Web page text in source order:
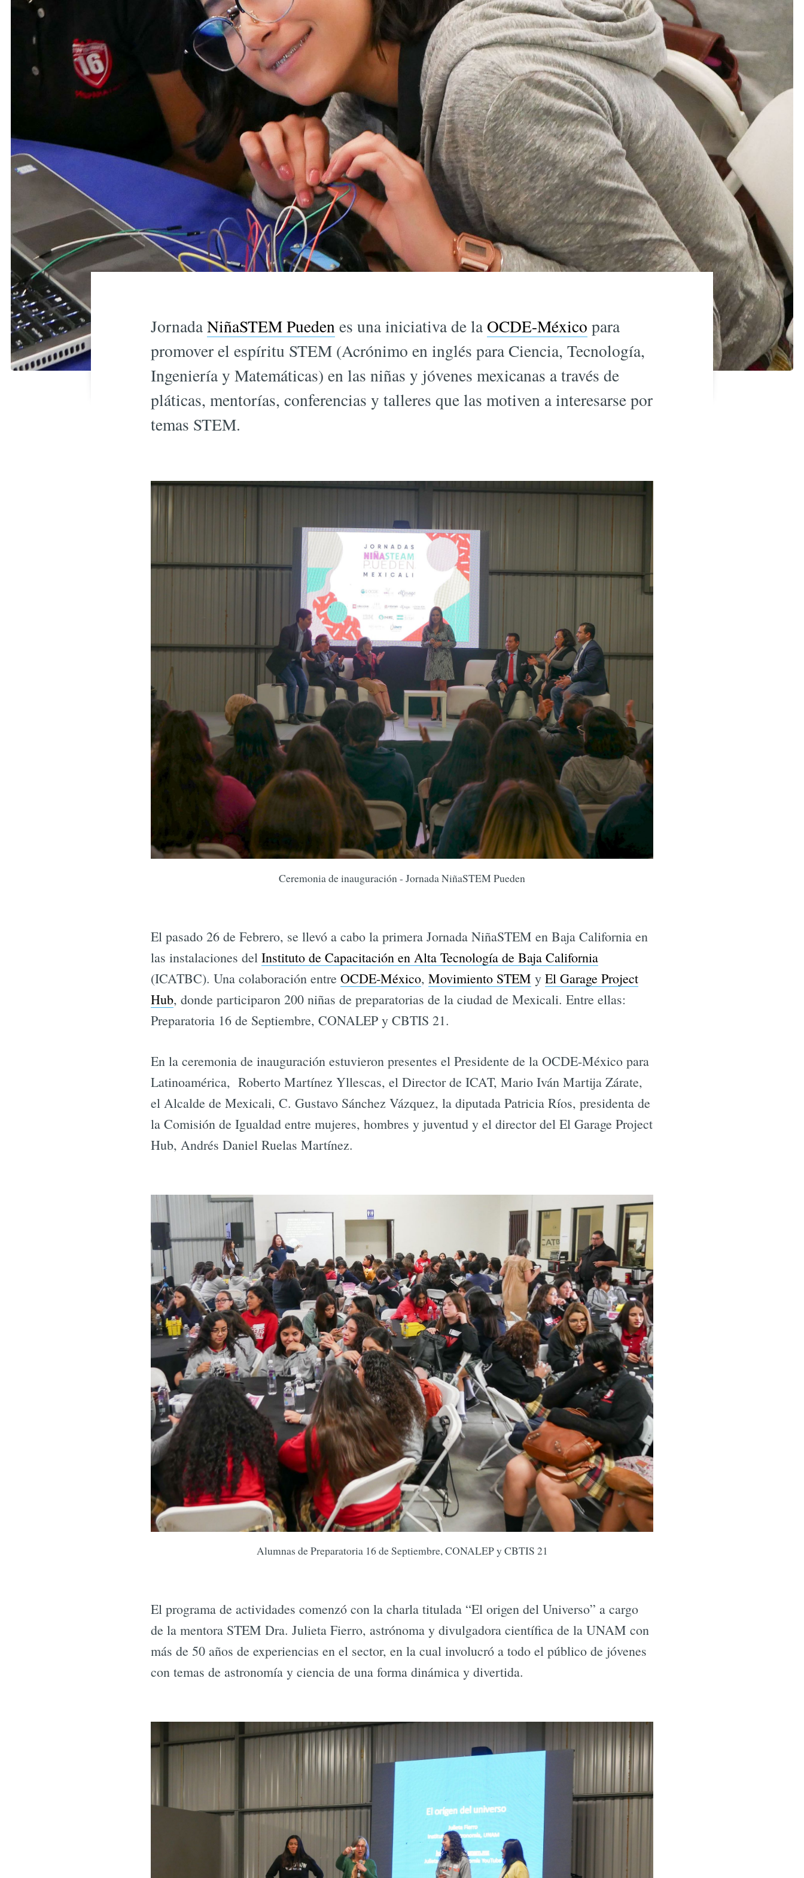
JornadaNiñaSTEM Puedenes una iniciativa de la OCDE-México para
promover el espíritu STEM (Acrónimo en inglés para Ciencia, Tecnología,
Ingeniería y Matemáticas) en las niñas y jóvenes mexicanas a través de
pláticas, mentorías, conferencias y talleres que las motiven a interesarse por
temas STEM.
Ceremonia de inauguración - Jornada NiñaSTEM Pueden
El pasado 26 de Febrero, se llevó a cabo la primera Jornada NiñaSTEM en Baja California en
las instalaciones del Instituto de Capacitación en Alta Tecnología de Baja California
(ICATBC). Una colaboración entre OCDE-México, Movimiento STEM y El Garage Project
Hub, donde participaron 200 niñas de preparatorias de la ciudad de Mexicali. Entre ellas:
Preparatoria 16 de Septiembre, CONALEP y CBTIS 21.
En la ceremonia de inauguración estuvieron presentes el Presidente de la OCDE-México para
Latinoamérica, Roberto Martínez Yllescas, el Director de ICAT, Mario Iván Martija Zárate,
el Alcalde de Mexicali, C. Gustavo Sánchez Vázquez, la diputada Patricia Ríos, presidenta de
la Comisión de Igualdad entre mujeres, hombres y juventud y el director del El Garage Project
Hub, Andrés Daniel Ruelas Martínez.
Alumnas de Preparatoria 16 de Septiembre, CONALEP y CBTIS 21
El programa de actividades comenzó con la charla titulada “El origen del Universo” a cargo
de la mentora STEM Dra. Julieta Fierro, astrónoma y divulgadora científica de la UNAM con
más de 50 años de experiencias en el sector, en la cual involucró a todo el público de jóvenes
con temas de astronomía y ciencia de una forma dinámica y divertida.